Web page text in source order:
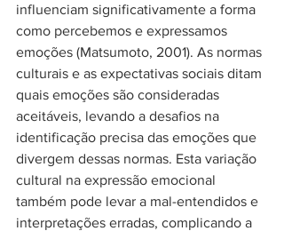
influenciam significativamente a forma
como percebemos e expressamos
emoções (Matsumoto, 2001). As normas
culturais e as expectativas sociais ditam
quais emoções são consideradas
aceitáveis, levando a desafios na
identificação precisa das emoções que
divergem dessas normas. Esta variação
cultural na expressão emocional
também pode levar a mal-entendidos e
interpretações erradas, complicando a